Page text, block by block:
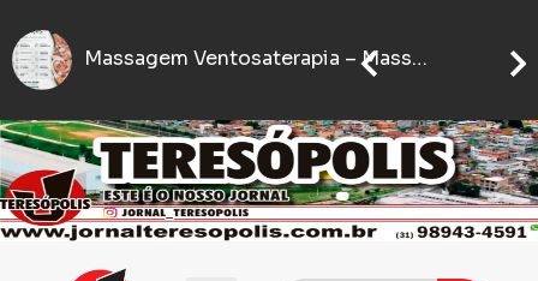
Se IFMG abre inscrições para processo seletivo com quase 5 mil vagas gratuitasFlávio Bolsonaro anuncia quem será seu vice nas eleições presidenciais de 2026